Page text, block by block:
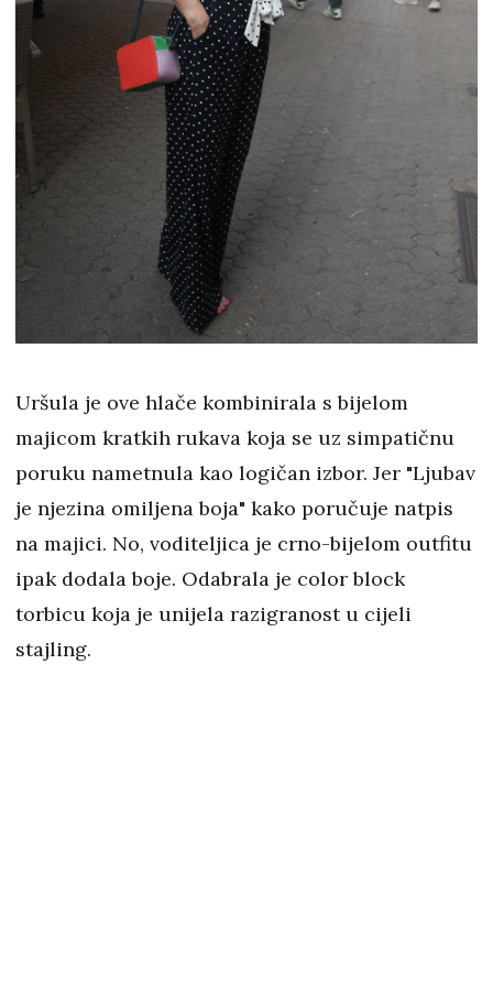
Uršula je ove hlače kombinirala s bijelom
majicom kratkih rukava koja se uz simpatičnu
poruku nametnula kao logičan izbor. Jer "Ljubav
je njezina omiljena boja" kako poručuje natpis
na majici. No, voditeljica je crno-bijelom outfitu
ipak dodala boje. Odabrala je color block
torbicu koja je unijela razigranost u cijeli
stajling.